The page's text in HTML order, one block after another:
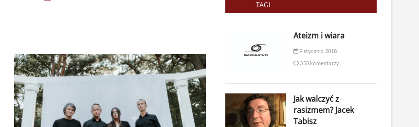
TAGI
Ateizm i wiara
9 stycznia 2018
358 komentarzy
Jak walczyć z
rasizmem? Jacek
Tabisz